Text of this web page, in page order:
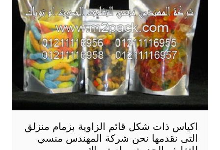
اكياس ذات شكل قائم الزاوية بزمام منزلق
التى نقدمها نحن شركة المهندس منسي